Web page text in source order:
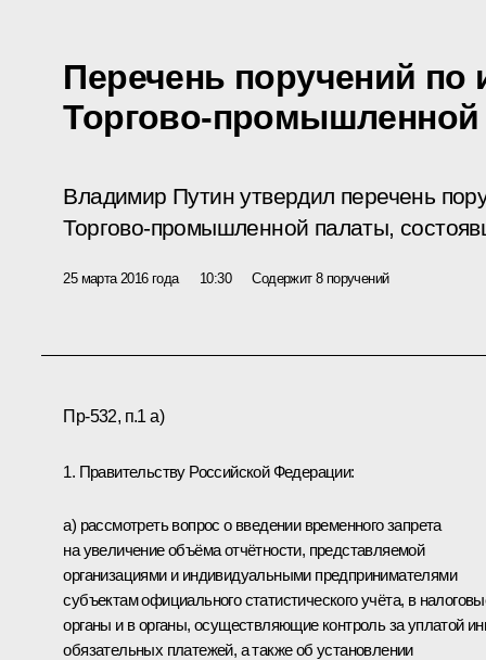
Перечень поручений по
Торгово-промышленной
Владимир Путин утвердил перечень
Торгово-промышленной палаты,
25 марта 2016 года 10:30 Содержит 8 поручений
Пр-532, п.1 а)
1. Правительству Российской Федерации:
а) рассмотреть вопрос о введении временного запрета
на увеличение объёма отчётности, представляемой
организациями и индивидуальными предпринимателями
субъектам официального статистического учёта, в
органы и в органы, осуществляющие контроль за уплатой
обязательных платежей, а также об установлении